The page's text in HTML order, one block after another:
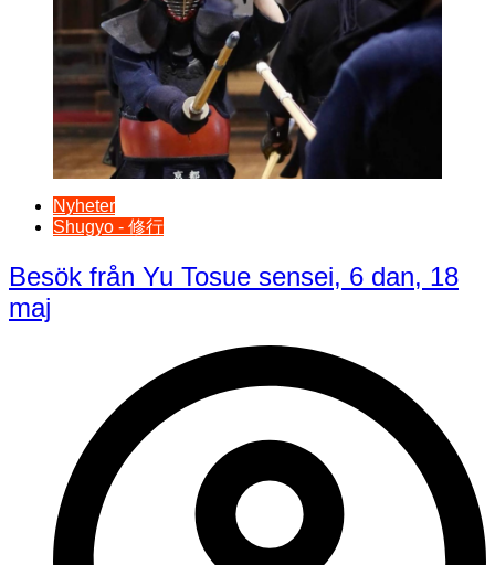
Nyheter
Shugyo - 修行
Besök från Yu Tosue sensei, 6 dan, 18
maj